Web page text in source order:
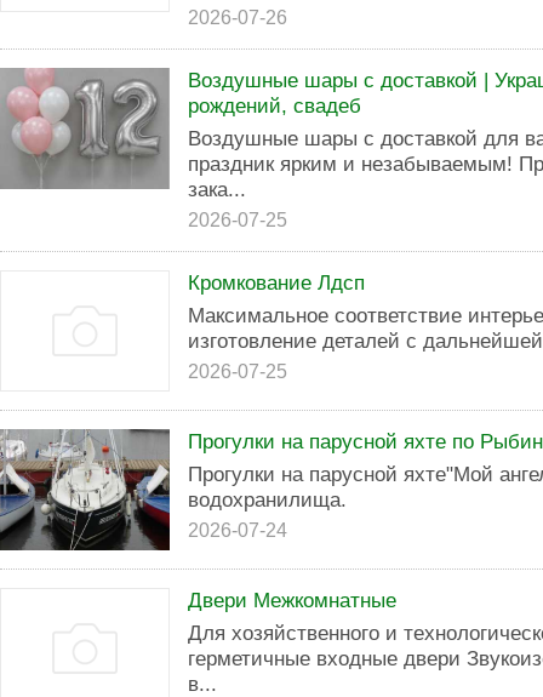
2026-07-26
Воздушные шары с доставкой |
рождений, свадеб
Воздушные шары с доставкой для
праздник ярким и незабываемым!
зака...
2026-07-25
Кромкование Лдсп
Максимальное соответствие
изготовление деталей с
2026-07-25
Прогулки на парусной яхте по
Прогулки на парусной яхте"Мой
водохранилища.
2026-07-24
Двери Межкомнатные
Для хозяйственного и
герметичные входные двери
в...